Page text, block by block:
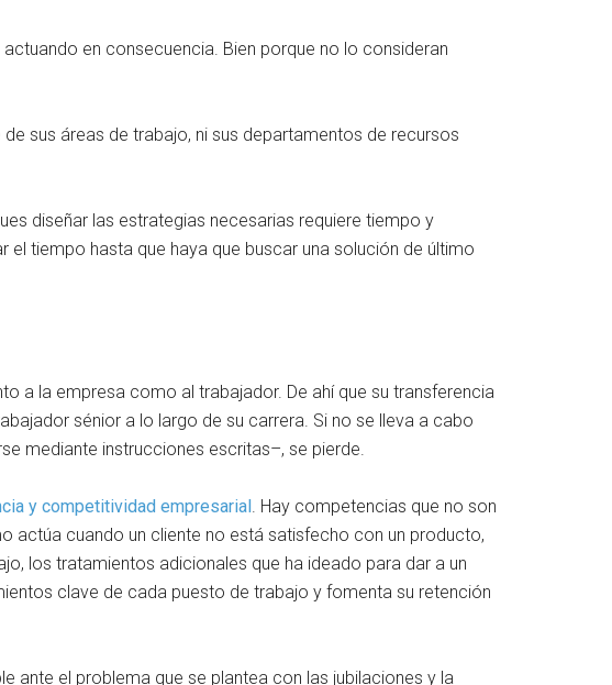
en consecuencia. Bien porque no lo consideran
sus áreas de trabajo, ni sus departamentos de recursos
diseñar las estrategias necesarias requiere tiempo y
tiempo hasta que haya que buscar una solución de último
a la empresa como al trabajador. De ahí que su transferencia
sénior a lo largo de su carrera. Si no se lleva a cabo
mediante instrucciones escritas–, se pierde.
y competitividad empresarial. Hay competencias que no son
actúa cuando un cliente no está satisfecho con un producto,
los tratamientos adicionales que ha ideado para dar a un
clave de cada puesto de trabajo y fomenta su retención
ante el problema que se plantea con las jubilaciones y la